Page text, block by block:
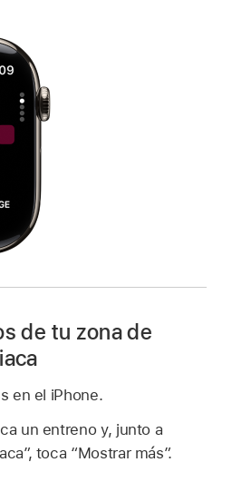
de tu zona de
en el iPhone.
un entreno y, junto a
toca “Mostrar más”.